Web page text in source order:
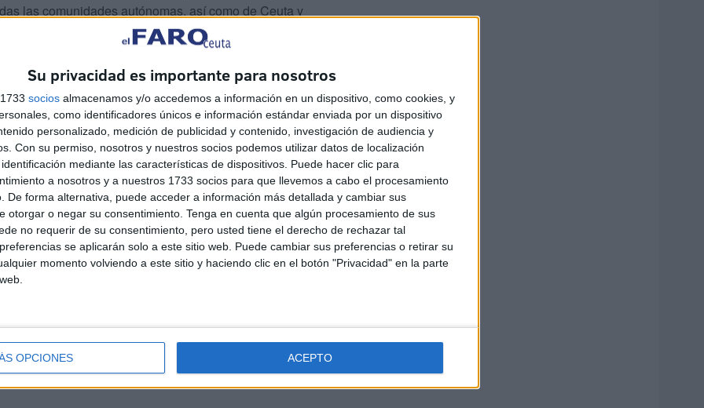
Su privacidad es importante para nosotros
socios almacenamos y/o accedemos a información en un dispositivo, como cookies, y
como identificadores únicos e información estándar enviada por un dispositivo
personalizado, medición de publicidad y contenido, investigación de audiencia y
Con su permiso, nosotros y nuestros socios podemos utilizar datos de localización
mediante las características de dispositivos. Puede hacer clic para
a nosotros y a nuestros 1733 socios para que llevemos a cabo el procesamiento
De forma alternativa, puede acceder a información más detallada y cambiar sus
otorgar o negar su consentimiento. Tenga en cuenta que algún procesamiento de sus
no requerir de su consentimiento, pero usted tiene el derecho de rechazar tal
se aplicarán solo a este sitio web. Puede cambiar sus preferencias o retirar su
momento volviendo a este sitio y haciendo clic en el botón "Privacidad" en la parte
OPCIONES ACEPTO
las comunidades autónomas, así como de Ceuta y
mejorar el conocimiento sobrela realidad de estos
diseñar mejores políticas públicas. Su desarrollo
Gobierno y contará con el apoyo de instituciones
a laLey 4/2023, que garantiza los derechos
que la igualdad legal se traduzca en una igualdad